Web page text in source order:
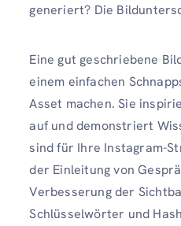
generiert? Die
Eine gut geschriebene
einem einfachen
Asset machen. Sie
auf und demonstriert
sind für Ihre Instagram-
der Einleitung von
Verbesserung der
Schlüsselwörter und